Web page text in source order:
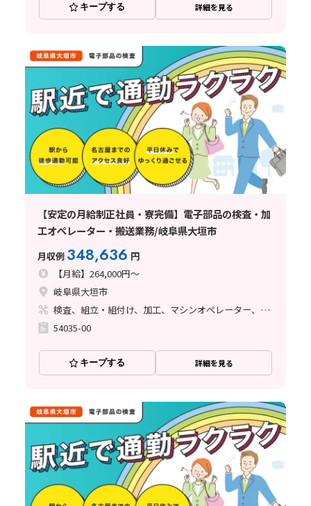
キープする 詳細を見る
【安定の月給制正社員・寮完備】電子部品の検査・加
工オペレーター・搬送業務/岐阜県大垣市
月収例 348,636 円
【月給】264,000円～
岐阜県大垣市
検査、組立・組付け、加工、マシンオペレーター、クリーンルーム、品質管理、ハンダ付け、立ち作業
54035-00
キープする 詳細を見る